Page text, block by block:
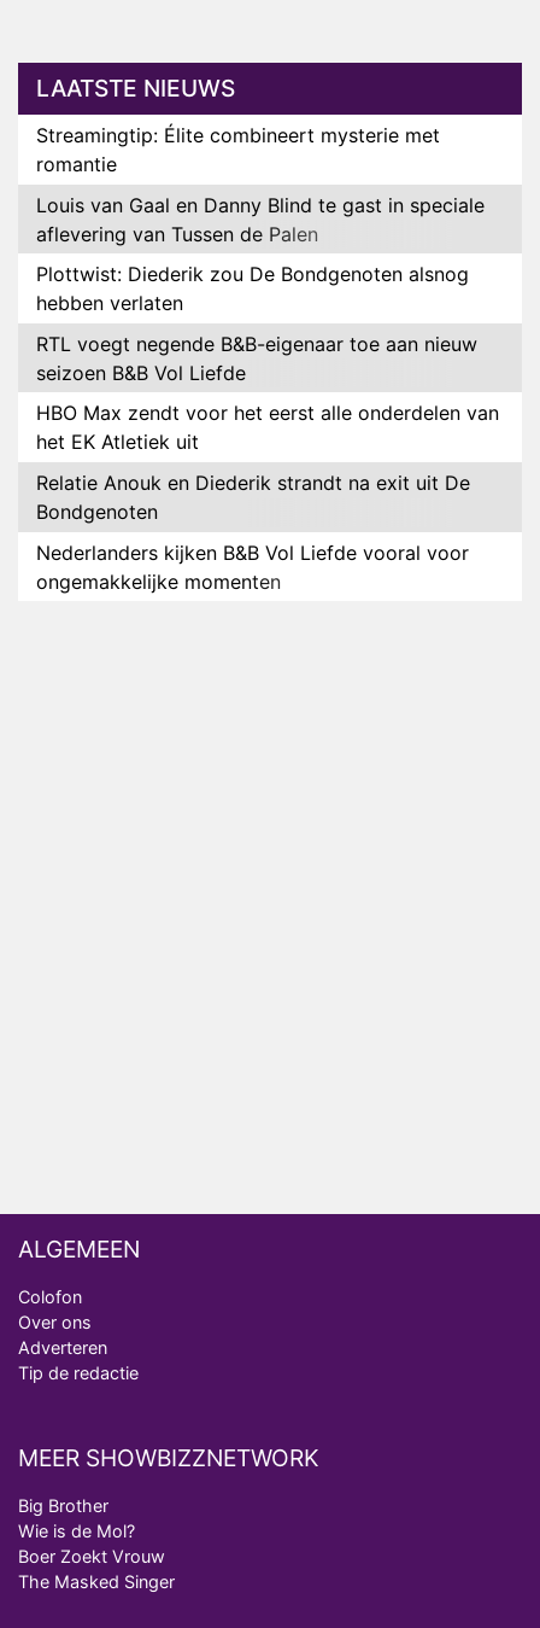
LAATSTE NIEUWS
Streamingtip: Élite combineert mysterie met
romantie
Louis van Gaal en Danny Blind te gast in speciale
aflevering van Tussen de Palen
Plottwist: Diederik zou De Bondgenoten alsnog
hebben verlaten
RTL voegt negende B&B-eigenaar toe aan nieuw
seizoen B&B Vol Liefde
HBO Max zendt voor het eerst alle onderdelen van
het EK Atletiek uit
Relatie Anouk en Diederik strandt na exit uit De
Bondgenoten
Nederlanders kijken B&B Vol Liefde vooral voor
ongemakkelijke momenten
ALGEMEEN
Colofon
Over ons
Adverteren
Tip de redactie
MEER SHOWBIZZNETWORK
Big Brother
Wie is de Mol?
Boer Zoekt Vrouw
The Masked Singer